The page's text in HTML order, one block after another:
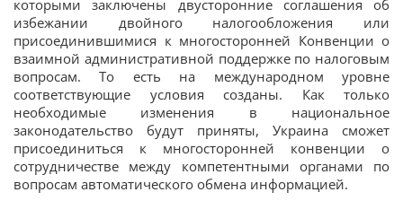
которыми заключены двусторонние соглашения об
избежании двойного налогообложения или
присоединившимися к многосторонней Конвенции о
взаимной административной поддержке по налоговым
вопросам. То есть на международном уровне
соответствующие условия созданы. Как только
необходимые изменения в национальное
законодательство будут приняты, Украина сможет
присоединиться к многосторонней конвенции о
сотрудничестве между компетентными органами по
вопросам автоматического обмена информацией.